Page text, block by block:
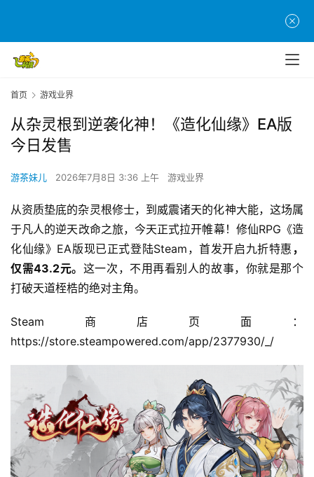
首页 游戏业界
从杂灵根到逆袭化神！《造化仙缘》EA版
今日发售
游茶妹儿 2026年7月8日 3:36 上午 游戏业界
从资质垫底的杂灵根修士，到威震诸天的化神大能，这场属
于凡人的逆天改命之旅，今天正式拉开帷幕！修仙RPG《造
化仙缘》EA版现已正式登陆Steam，首发开启九折特惠 ，
仅需43.2元。 这一次，不用再看别人的故事，你就是那个
打破天道桎梏的绝对主角。
Steam商店页面：
https://store.steampowered.com/app/2377930/_/